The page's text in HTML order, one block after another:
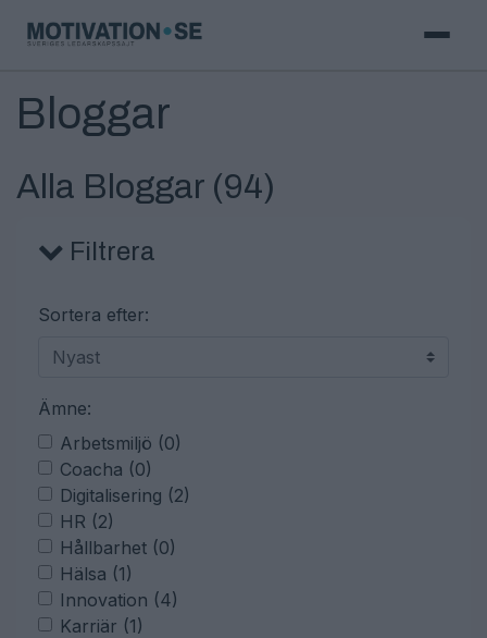
Bloggar
Alla Bloggar (94)
Filtrera
Sortera efter:
Ämne:
Arbetsmiljö (0)
Coacha (0)
Digitalisering (2)
HR (2)
Hållbarhet (0)
Hälsa (1)
Innovation (4)
Karriär (1)